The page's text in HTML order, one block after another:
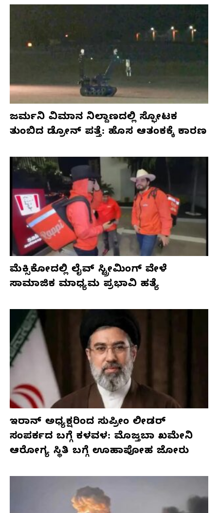
ಜರ್ಮನಿ ವಿಮಾನ ನಿಲ್ದಾಣದಲ್ಲಿ ಸ್ಫೋಟಕ
ತುಂಬಿದ ಡ್ರೋನ್ ಪತ್ತೆ: ಹೊಸ ಆತಂಕಕ್ಕೆ ಕಾರಣ
ಮೆಕ್ಸಿಕೋದಲ್ಲಿ ಲೈವ್ ಸ್ಟ್ರೀಮಿಂಗ್ ವೇಳೆ
ಸಾಮಾಜಿಕ ಮಾಧ್ಯಮ ಪ್ರಭಾವಿ ಹತ್ಯೆ
ಇರಾನ್ ಅಧ್ಯಕ್ಷರಿಂದ ಸುಪ್ರೀಂ ಲೀಡರ್
ಸಂಪರ್ಕದ ಬಗ್ಗೆ ಕಳವಳ: ಮೊಜ್ತಬಾ ಖಮೇನಿ
ಆರೋಗ್ಯ ಸ್ಥಿತಿ ಬಗ್ಗೆ ಊಹಾಪೋಹ ಜೋರು